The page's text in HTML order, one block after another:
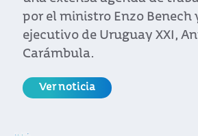
por Uruguay XXI.